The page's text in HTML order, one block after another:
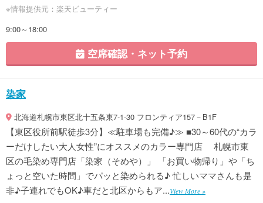
※情報提供元：楽天ビューティー
9:00～18:00
空席確認・ネット予約
染家
北海道札幌市東区北十五条東7-1-30 フロンティア157－B1F
【東区役所前駅徒歩3分】≪駐車場も完備♪≫ ■30～60代の“カラ
ーだけしたい大人女性”にオススメのカラー専門店 札幌市東
区の毛染め専門店「染家（そめや）」 「お買い物帰り」や「ち
ょっと空いた時間」でパッと染められる♪ 忙しいママさんも是
非♪子連れでもOK♪車だと北区からもア...View More »